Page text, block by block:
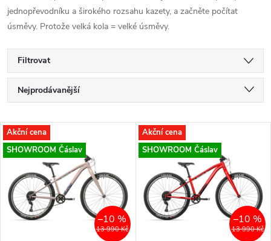
jednopřevodníku a širokého rozsahu kazety, a začněte počítat
úsměvy. Protože velká kola = velké úsměvy.
Filtrovat
Ř
a
z
e
n
Nejprodávanější
Nejdražší
Abecedně
V
ý
p
Akční cena
SHOWROOM Čáslav
13 990 Kč
–10 %
Akční cena
SHOWROOM Čáslav
13 990 Kč
–10 %